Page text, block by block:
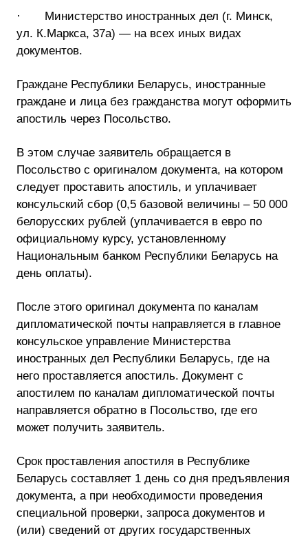
· Министерство иностранных дел (г. Минск,
ул. К.Маркса, 37а) — на всех иных видах
документов.
Граждане Республики Беларусь, иностранные
граждане и лица без гражданства могут оформить
апостиль через Посольство.
В этом случае заявитель обращается в
Посольство с оригиналом документа, на котором
следует проставить апостиль, и уплачивает
консульский сбор (0,5 базовой величины – 50 000
белорусских рублей (уплачивается в евро по
официальному курсу, установленному
Национальным банком Республики Беларусь на
день оплаты).
После этого оригинал документа по каналам
дипломатической почты направляется в главное
консульское управление Министерства
иностранных дел Республики Беларусь, где на
него проставляется апостиль. Документ с
апостилем по каналам дипломатической почты
направляется обратно в Посольство, где его
может получить заявитель.
Срок проставления апостиля в Республике
Беларусь составляет 1 день со дня предъявления
документа, а при необходимости проведения
специальной проверки, запроса документов и
(или) сведений от других государственных